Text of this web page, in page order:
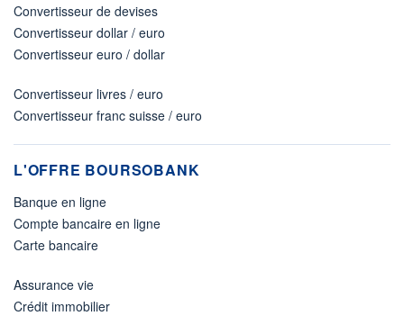
Convertisseur de devises
Convertisseur dollar / euro
Convertisseur euro / dollar
Convertisseur livres / euro
Convertisseur franc suisse / euro
L'OFFRE BOURSOBANK
Banque en ligne
Compte bancaire en ligne
Carte bancaire
Assurance vie
Crédit immobilier